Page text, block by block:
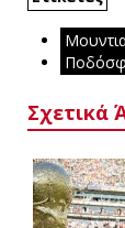
Σχετικά